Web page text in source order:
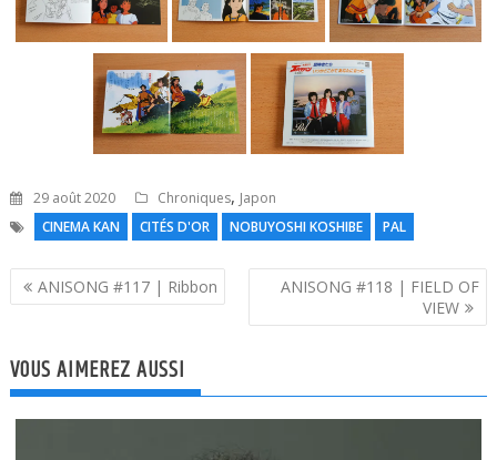
29 août 2020 Chroniques, Japon
CINEMA KAN
CITÉS D'OR NOBUYOSHI KOSHIBE PAL
Navigation
de
ANISONG #117 | Ribbon
ANISONG #118 | FIELD OF
VIEW
VOUS AIMEREZ AUSSI